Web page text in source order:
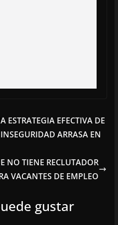
ESTRATEGIA EFECTIVA DE
ARRASA EN
NO TIENE RECLUTADOR
VACANTES DE EMPLEO
gustar